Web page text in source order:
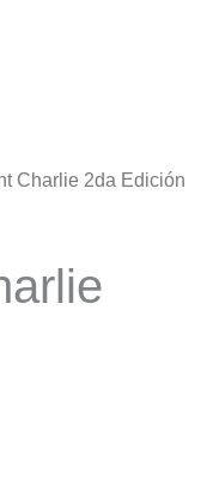
Charlie 2da Edición